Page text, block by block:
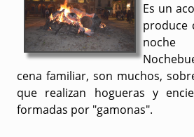
Es un
produce
cena familiar, son muchos,
que realizan hogueras y
formadas por "gamonas".